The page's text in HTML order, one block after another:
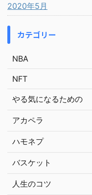
2020年5月
カテゴリー
NBA
NFT
やる気になるための
アカペラ
ハモネプ
バスケット
人生のコツ